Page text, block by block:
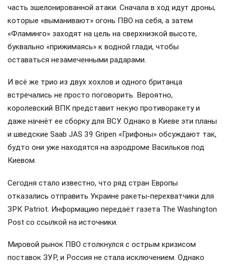
часть эшелонированной атаки. Сначала в ход идут дроны,
которые «выманивают» огонь ПВО на себя, а затем
«Фламинго» заходят на цель на сверхнизкой высоте,
буквально «прижимаясь» к водной глади, чтобы
оставаться незамеченными радарами.
И всё же трио из двух хохлов и одного британца
встречались не просто поговорить. Вероятно,
королевский ВПК представит некую противоракету и
даже начнёт ее сборку для ВСУ. Однако в Киеве эти планы
и шведские Saab JAS 39 Gripen «Грифоны» обсуждают так,
будто они уже находятся на аэродроме Васильков под
Киевом.
Сегодня стало известно, что ряд стран Европы
отказались отправить Украине ракеты-перехватчики для
ЗРК Patriot. Информацию передаёт газета The Washington
Post со ссылкой на источники.
Мировой рынок ПВО столкнулся с острым кризисом
поставок ЗУР, и Россия не стала исключением. Однако